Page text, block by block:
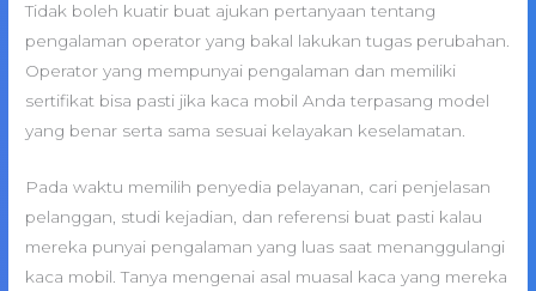
Tidak boleh kuatir buat ajukan pertanyaan tentang
pengalaman operator yang bakal lakukan tugas perubahan.
Operator yang mempunyai pengalaman dan memiliki
sertifikat bisa pasti jika kaca mobil Anda terpasang model
yang benar serta sama sesuai kelayakan keselamatan.
Pada waktu memilih penyedia pelayanan, cari penjelasan
pelanggan, studi kejadian, dan referensi buat pasti kalau
mereka punyai pengalaman yang luas saat menanggulangi
kaca mobil. Tanya mengenai asal muasal kaca yang mereka